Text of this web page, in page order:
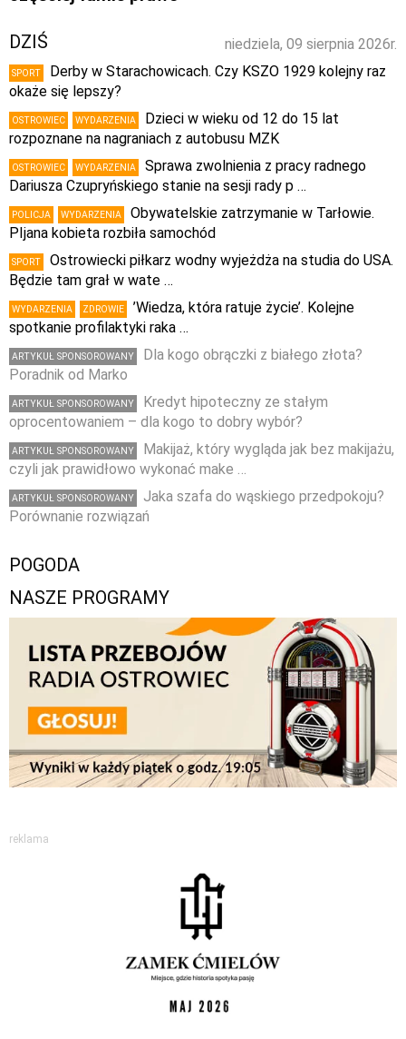
niedziela, 09 sierpnia 2026r.
DZIŚ
SPORT
Derby w Starachowicach. Czy KSZO 1929 kolejny raz
okaże się lepszy?
OSTROWIEC WYDARZENIA
Dzieci w wieku od 12 do 15 lat
rozpoznane na nagraniach z autobusu MZK
OSTROWIEC WYDARZENIA
Sprawa zwolnienia z pracy radnego
Dariusza Czupryńskiego stanie na sesji rady p …
POLICJA WYDARZENIA
Obywatelskie zatrzymanie w Tarłowie.
PIjana kobieta rozbiła samochód
SPORT
Ostrowiecki piłkarz wodny wyjeżdża na studia do USA.
Będzie tam grał w wate …
WYDARZENIA ZDROWIE
’Wiedza, która ratuje życie’. Kolejne
spotkanie profilaktyki raka …
ARTYKUŁ SPONSOROWANY
Dla kogo obrączki z białego złota?
Poradnik od Marko
ARTYKUŁ SPONSOROWANY
Kredyt hipoteczny ze stałym
oprocentowaniem – dla kogo to dobry wybór?
ARTYKUŁ SPONSOROWANY
Makijaż, który wygląda jak bez makijażu,
czyli jak prawidłowo wykonać make …
ARTYKUŁ SPONSOROWANY
Jaka szafa do wąskiego przedpokoju?
Porównanie rozwiązań
POGODA
NASZE PROGRAMY
reklama